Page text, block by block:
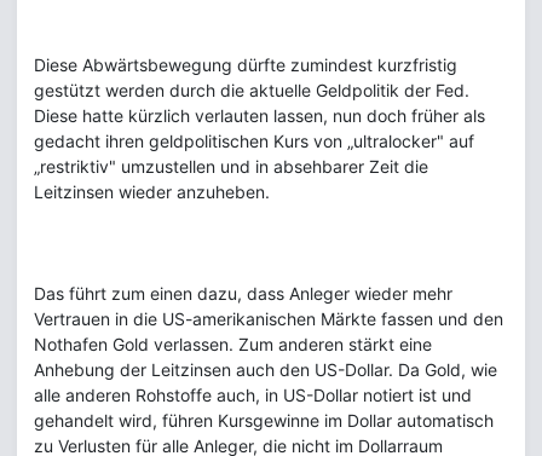
Diese Abwärtsbewegung dürfte zumindest kurzfristig
gestützt werden durch die aktuelle Geldpolitik der Fed.
Diese hatte kürzlich verlauten lassen, nun doch früher als
gedacht ihren geldpolitischen Kurs von „ultralocker" auf
„restriktiv" umzustellen und in absehbarer Zeit die
Leitzinsen wieder anzuheben.
Das führt zum einen dazu, dass Anleger wieder mehr
Vertrauen in die US-amerikanischen Märkte fassen und den
Nothafen Gold verlassen. Zum anderen stärkt eine
Anhebung der Leitzinsen auch den US-Dollar. Da Gold, wie
alle anderen Rohstoffe auch, in US-Dollar notiert ist und
gehandelt wird, führen Kursgewinne im Dollar automatisch
zu Verlusten für alle Anleger, die nicht im Dollarraum